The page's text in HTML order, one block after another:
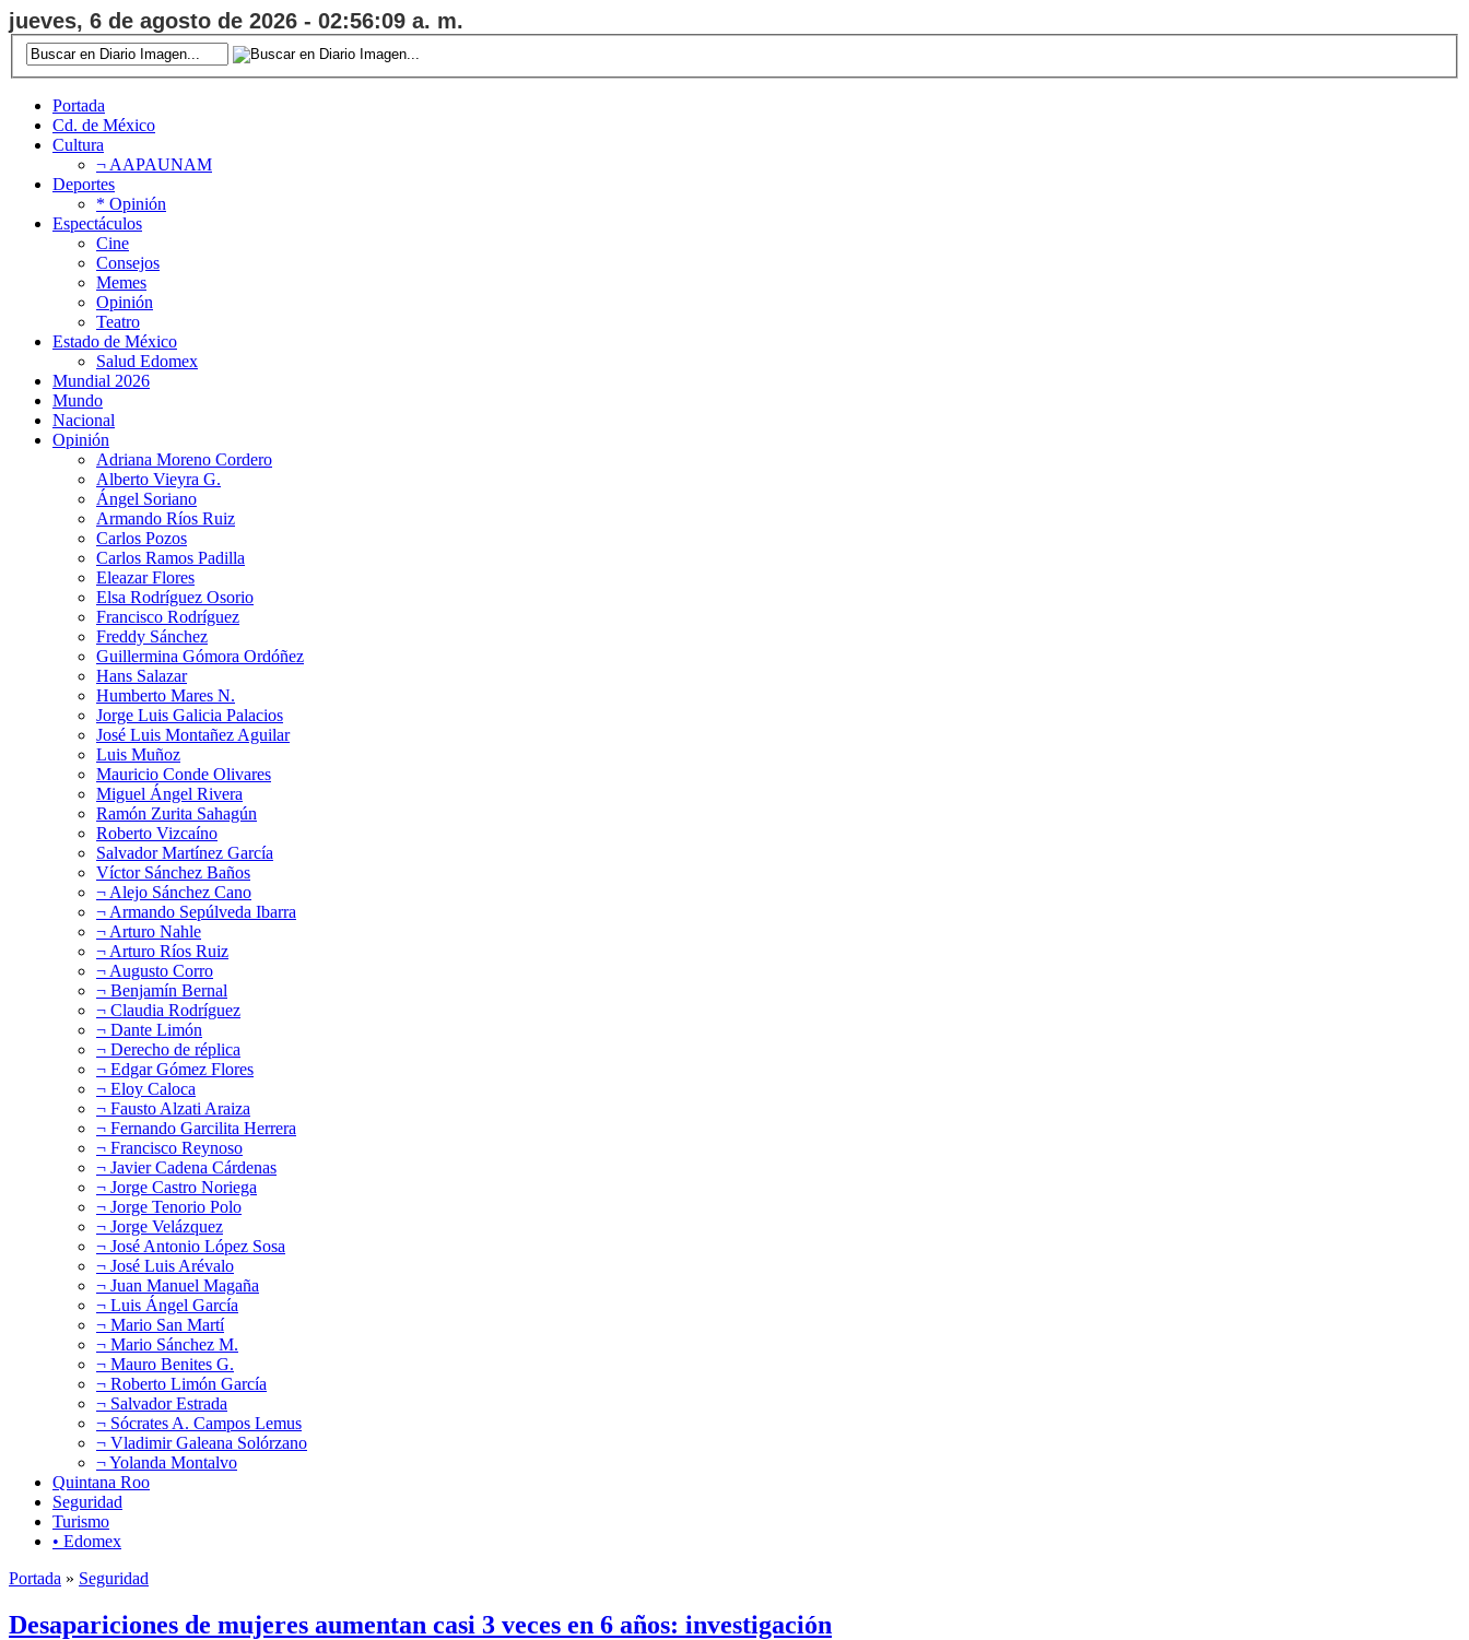
jueves, 6 de agosto de 2026 - 02:56:10 a. m.
Portada
Cd. de México
Cultura
¬ AAPAUNAM
Deportes
* Opinión
Espectáculos
Cine
Consejos
Memes
Opinión
Teatro
Estado de México
Salud Edomex
Mundial 2026
Mundo
Nacional
Opinión
Adriana Moreno Cordero
Alberto Vieyra G.
Ángel Soriano
Armando Ríos Ruiz
Carlos Pozos
Carlos Ramos Padilla
Eleazar Flores
Elsa Rodríguez Osorio
Francisco Rodríguez
Freddy Sánchez
Guillermina Gómora Ordóñez
Hans Salazar
Humberto Mares N.
Jorge Luis Galicia Palacios
José Luis Montañez Aguilar
Luis Muñoz
Mauricio Conde Olivares
Miguel Ángel Rivera
Ramón Zurita Sahagún
Roberto Vizcaíno
Salvador Martínez García
Víctor Sánchez Baños
¬ Alejo Sánchez Cano
¬ Armando Sepúlveda Ibarra
¬ Arturo Nahle
¬ Arturo Ríos Ruiz
¬ Augusto Corro
¬ Benjamín Bernal
¬ Claudia Rodríguez
¬ Dante Limón
¬ Derecho de réplica
¬ Edgar Gómez Flores
¬ Eloy Caloca
¬ Fausto Alzati Araiza
¬ Fernando Garcilita Herrera
¬ Francisco Reynoso
¬ Javier Cadena Cárdenas
¬ Jorge Castro Noriega
¬ Jorge Tenorio Polo
¬ Jorge Velázquez
¬ José Antonio López Sosa
¬ José Luis Arévalo
¬ Juan Manuel Magaña
¬ Luis Ángel García
¬ Mario San Martí
¬ Mario Sánchez M.
¬ Mauro Benites G.
¬ Roberto Limón García
¬ Salvador Estrada
¬ Sócrates A. Campos Lemus
¬ Vladimir Galeana Solórzano
¬ Yolanda Montalvo
Quintana Roo
Seguridad
Turismo
• Edomex
Portada » Seguridad
Desapariciones de mujeres aumentan casi 3 veces en 6 años: investigación